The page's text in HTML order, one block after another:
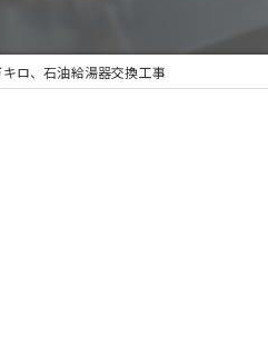
ロ、石油給湯器交換工事